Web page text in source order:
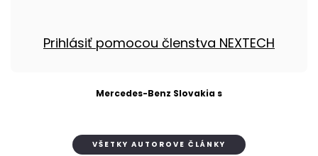
Prihlásiť pomocou členstva NEXTECH
Mercedes-Benz Slovakia s
VŠETKY AUTOROVE ČLÁNKY